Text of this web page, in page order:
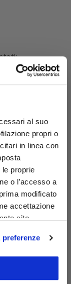
al suo
propri o
in linea con
le proprie
o l’accesso a
modificato
accettazione
sito.
preferenze
gratuită